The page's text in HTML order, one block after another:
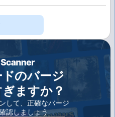
のバージ
ますか？
して、正確なバージ
認しましょう